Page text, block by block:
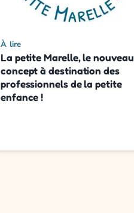
À lire
La petite Marelle, le nouveau
concept à destination des
professionnels de la petite
enfance !